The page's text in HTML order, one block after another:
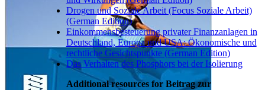
Drogen und Soziale Arbeit (Focus Soziale Arbeit)
(German Edition)
Einkommensbesteuerung privater Finanzanlagen in
Deutschland, Europa und USA: Ökonomische und
rechtliche Gesichtspunkte (German Edition)
Das Verhalten des Phosphors bei der Isolierung
Additional resources for Beitrag zur